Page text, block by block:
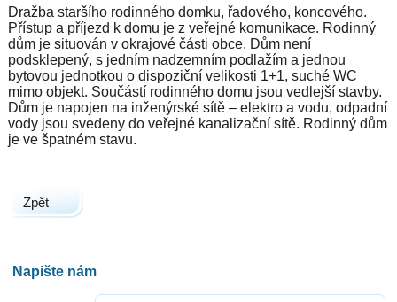
Dražba staršího rodinného domku, řadového, koncového.
Přístup a příjezd k domu je z veřejné komunikace. Rodinný
dům je situován v okrajové části obce. Dům není
podsklepený, s jedním nadzemním podlažím a jednou
bytovou jednotkou o dispoziční velikosti 1+1, suché WC
mimo objekt. Součástí rodinného domu jsou vedlejší stavby.
Dům je napojen na inženýrské sítě – elektro a vodu, odpadní
vody jsou svedeny do veřejné kanalizační sítě. Rodinný dům
je ve špatném stavu.
Zpět
Napište nám